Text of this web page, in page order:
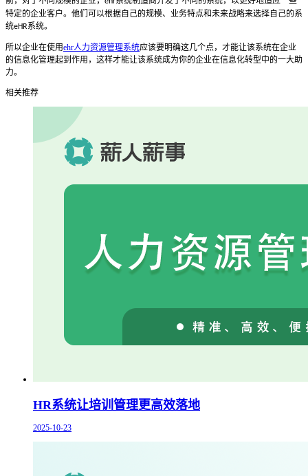
特定的企业客户。他们可以根据自己的规模、业务特点和未来战略来选择自己的系
统eHR系统。
所以企业在使用ehr人力资源管理系统应该要明确这几个点，才能让该系统在企业
的信息化管理起到作用，这样才能让该系统成为你的企业在信息化转型中的一大助
力。
相关推荐
HR系统让培训管理更高效落地
2025-10-23